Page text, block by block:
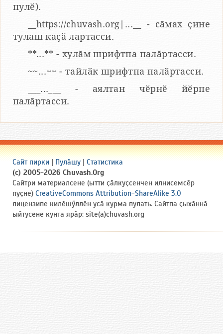
пулӗ).
__https://chuvash.org|...__ - сӑмах ҫине
тулаш каҫӑ лартасси.
**...** - хулӑм шрифтпа палӑртасси.
~~...~~ - тайлӑк шрифтпа палӑртасси.
___...___ - аялтан чӗрнӗ йӗрпе
палӑртасси.
Сайт пирки | Пулӑшу | Статистика
(c) 2005-2026 Chuvash.Org
Сайтри материалсене (ытти ҫӑлкуҫсенчен илнисемсӗр
пуҫне) CreativeCommons Attribution-ShareAlike 3.0
лицензипе килӗшӳллӗн усӑ курма пулать. Сайтпа ҫыхӑннӑ
ыйтусене кунта ярӑр: site(a)chuvash.org